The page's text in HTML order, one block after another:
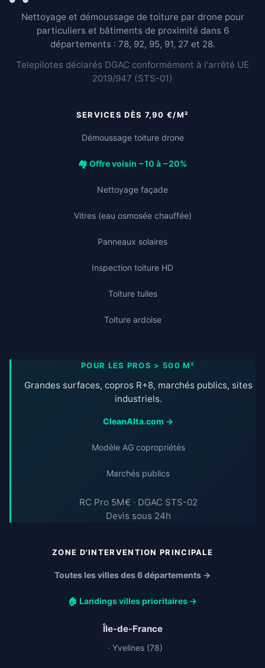
Nettoyage et démoussage de toiture par drone pour
particuliers et bâtiments de proximité dans 6
départements : 78, 92, 95, 91, 27 et 28.
Telepilotes déclarés DGAC conformément à l'arrêté UE
2019/947 (STS-01)
SERVICES DÈS 7,90 €/M²
Démoussage toiture drone
🏘️ Offre voisin −10 à −20%
Nettoyage façade
Vitres (eau osmosée chauffée)
Panneaux solaires
Inspection toiture HD
Toiture tuiles
Toiture ardoise
POUR LES PROS > 500 M²
Grandes surfaces, copros R+8, marchés publics, sites
industriels.
CleanAlta.com →
Modèle AG copropriétés
Marchés publics
RC Pro 5M€ · DGAC STS-02
Devis sous 24h
ZONE D'INTERVENTION PRINCIPALE
Toutes les villes des 6 départements →
🏠 Landings villes prioritaires →
Île-de-France
· Yvelines (78)